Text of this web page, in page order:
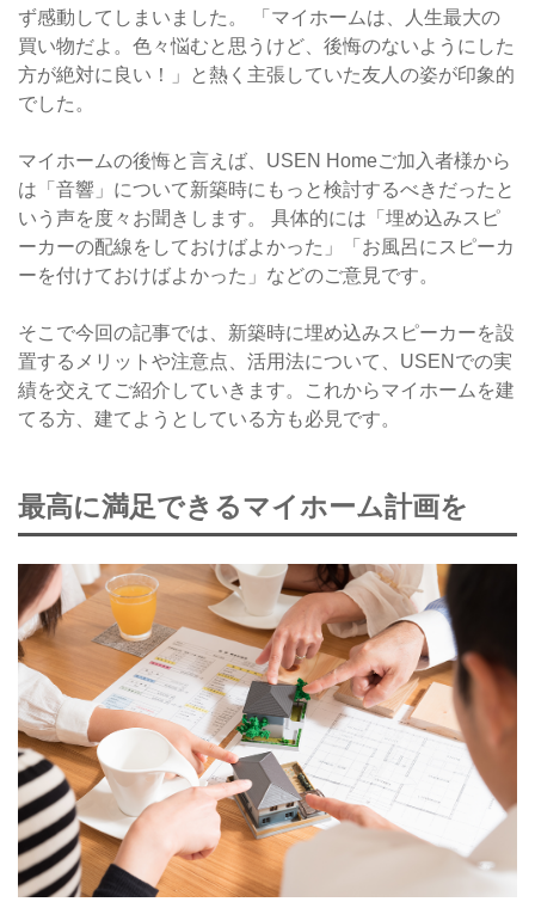
ず感動してしまいました。 「マイホームは、人生最大の
買い物だよ。色々悩むと思うけど、後悔のないようにした
方が絶対に良い！」と熱く主張していた友人の姿が印象的
でした。
マイホームの後悔と言えば、USEN Homeご加入者様から
は「音響」について新築時にもっと検討するべきだったと
いう声を度々お聞きします。 具体的には「埋め込みスピ
ーカーの配線をしておけばよかった」「お風呂にスピーカ
ーを付けておけばよかった」などのご意見です。
そこで今回の記事では、新築時に埋め込みスピーカーを設
置するメリットや注意点、活用法について、USENでの実
績を交えてご紹介していきます。これからマイホームを建
てる方、建てようとしている方も必見です。
最高に満足できるマイホーム計画を